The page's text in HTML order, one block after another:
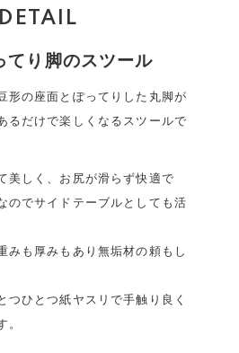
DETAIL
てり脚のスツール
形の座面とぽってりした丸脚が
るだけで楽しくなるスツールで
美しく、お尻が滑らず快適で
のでサイドテーブルとしても活
みも厚みもあり無垢材の頼もし
つひとつ紙ヤスリで手触り良く